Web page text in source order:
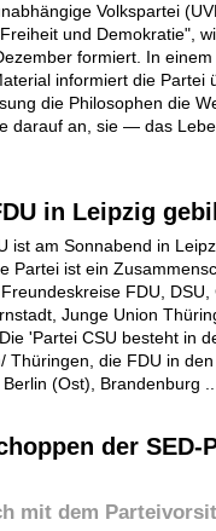
Volkspartei
und Demokratie",
formiert. In einem
informiert die Partei
die Philosophen die
darauf an, sie — das
in Leipzig
ist am Sonnabend in
Partei ist ein
FDU,
Junge Union
'Partei CSU besteht in
Thüringen, die FDU in
(Ost), Brandenburg
der SED-
mit dem